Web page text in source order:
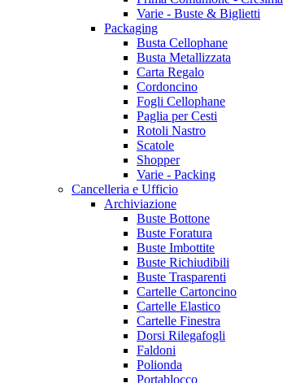
Varie - Buste & Biglietti
Packaging
Busta Cellophane
Busta Metallizzata
Carta Regalo
Cordoncino
Fogli Cellophane
Paglia per Cesti
Rotoli Nastro
Scatole
Shopper
Varie - Packing
Cancelleria e Ufficio
Archiviazione
Buste Bottone
Buste Foratura
Buste Imbottite
Buste Richiudibili
Buste Trasparenti
Cartelle Cartoncino
Cartelle Elastico
Cartelle Finestra
Dorsi Rilegafogli
Faldoni
Polionda
Portablocco